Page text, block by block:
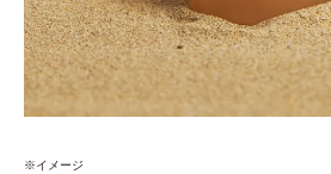
※イメージ